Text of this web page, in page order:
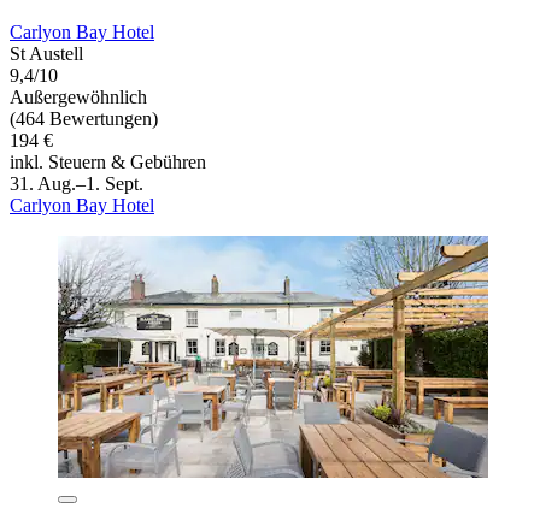
Carlyon Bay Hotel
St Austell
9,4/10
Außergewöhnlich
(464 Bewertungen)
194 €
inkl. Steuern & Gebühren
31. Aug.–1. Sept.
Carlyon Bay Hotel